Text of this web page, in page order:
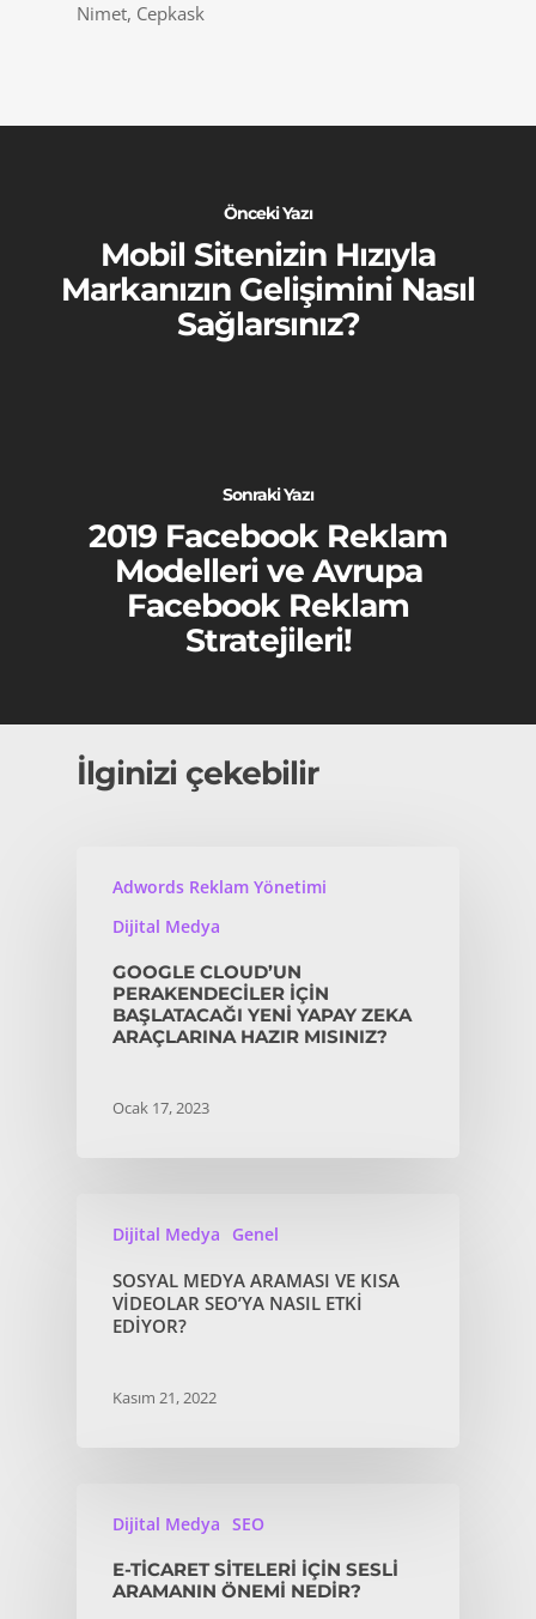
Nimet, Cepkask
Önceki Yazı
Mobil Sitenizin Hızıyla
Markanızın Gelişimini Nasıl
Sağlarsınız?
Sonraki Yazı
2019 Facebook Reklam
Modelleri ve Avrupa
Facebook Reklam
Stratejileri!
İlginizi çekebilir
Adwords Reklam Yönetimi
Dijital Medya
GOOGLE CLOUD’UN
PERAKENDECILER IÇIN
BAŞLATACAĞI YENI YAPAY ZEKA
ARAÇLARINA HAZIR MISINIZ?
Ocak 17, 2023
Dijital Medya Genel
SOSYAL MEDYA ARAMASI VE KISA
VIDEOLAR SEO’YA NASIL ETKI
EDIYOR?
Kasım 21, 2022
Dijital Medya SEO
E-TICARET SITELERI IÇIN SESLI
ARAMANIN ÖNEMI NEDIR?